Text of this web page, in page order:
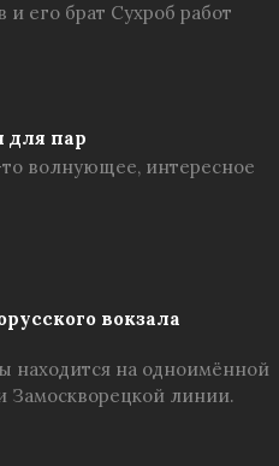
его брат Сухроб работ
для пар
волнующее, интересное
вокзала
находится на одноимённой
Замоскворецкой линии.